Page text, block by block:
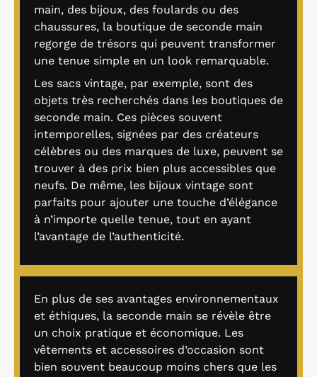
main, des bijoux, des foulards ou des
chaussures, la boutique de seconde main
regorge de trésors qui peuvent transformer
une tenue simple en un look remarquable.
Les sacs vintage, par exemple, sont des
objets très recherchés dans les boutiques de
seconde main. Ces pièces souvent
intemporelles, signées par des créateurs
célèbres ou des marques de luxe, peuvent se
trouver à des prix bien plus accessibles que
neufs. De même, les bijoux vintage sont
parfaits pour ajouter une touche d’élégance
à n’importe quelle tenue, tout en ayant
l’avantage de l’authenticité.
En plus de ses avantages environnementaux
et éthiques, la seconde main se révèle être
un choix pratique et économique. Les
vêtements et accessoires d’occasion sont
bien souvent beaucoup moins chers que les